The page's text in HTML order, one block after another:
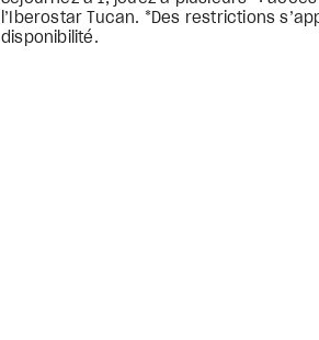
l’Iberostar Tucan. *Des restrictions
disponibilité.